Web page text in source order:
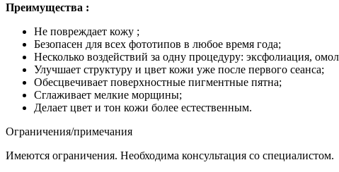
Преимущества :
Не повреждает кожу ;
Безопасен для всех фототипов в любое время года;
Несколько воздействий за одну процедуру: эксфолиация,
Улучшает структуру и цвет кожи уже после первого сеанса;
Обесцвечивает поверхностные пигментные пятна;
Сглаживает мелкие морщины;
Делает цвет и тон кожи более естественным.
Ограничения/примечания
Имеются ограничения. Необходима консультация со специалистом.